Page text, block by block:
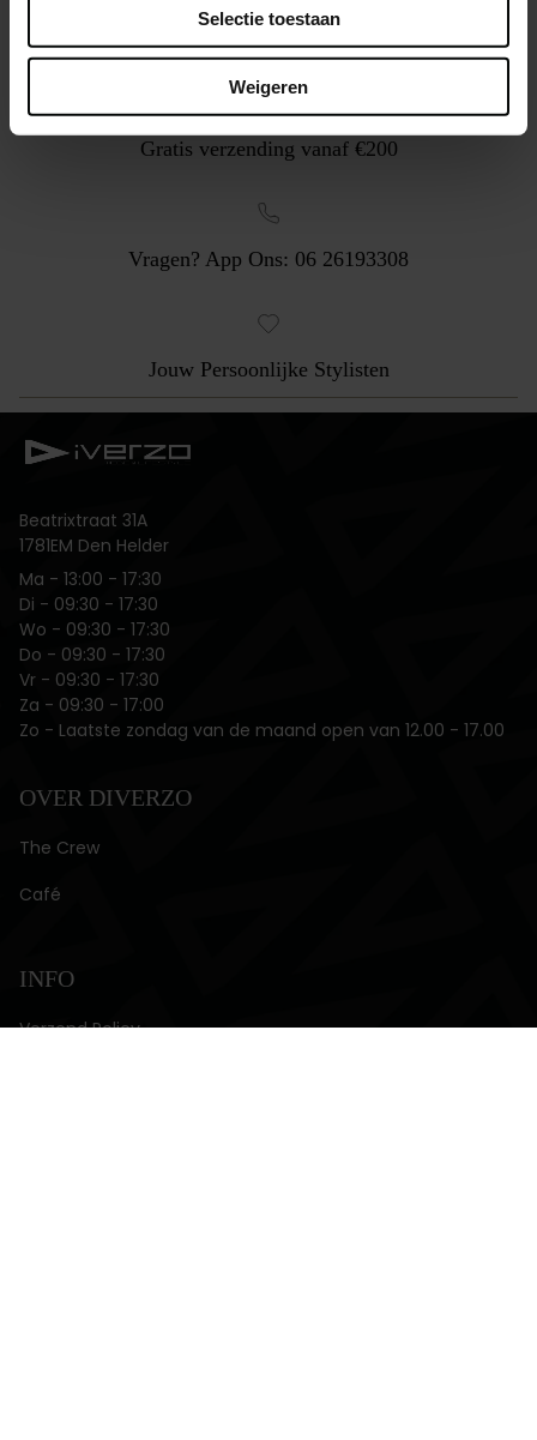
Selectie toestaan
Weigeren
Gratis verzending vanaf €200
Vragen? App Ons: 06 26193308
Jouw Persoonlijke Stylisten
Beatrixtraat 31A
1781EM Den Helder
Ma ‌- 13:00 - 17:30
Di ‌- 09:30 - 17:30
Wo - 09:30 - 17:30
Do - 09:30 - 17:30
Vr ‌- 09:30 - 17:30
Za - 09:30 - 17:00
Zo - Laatste zondag van de maand open van 12.00 - 17.00
OVER DIVERZO
The Crew
Café
INFO
Verzend Policy